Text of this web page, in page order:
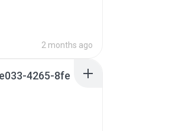
2 months ago
4265-8fe